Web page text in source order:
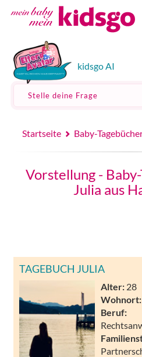
kidsgo AI
Stelle deine Frage
Startseite Baby-
Vorstellung -
Julia aus
TAGEBUCH JULIA
Alter: 28
Wohnort:
Beruf: